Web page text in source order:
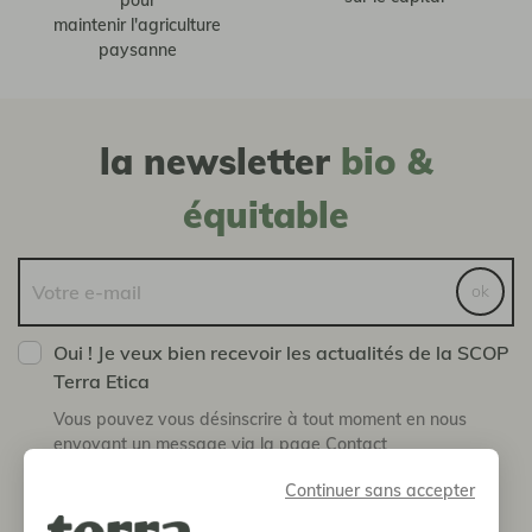
Continuer sans accepter
maintenir l'agriculture
paysanne
la newsletter bio &
équitable
Oui ! Je veux bien recevoir les actualités de la SCOP
Terra Etica
Vous pouvez vous désinscrire à tout moment en nous
envoyant un message via la page Contact
ok
boutique